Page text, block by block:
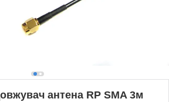
антена RP SMA 3м